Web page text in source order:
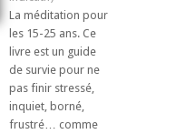
La méditation pour
les 15-25 ans. Ce
livre est un guide
de survie pour ne
pas finir stressé,
inquiet, borné,
frustré… comme